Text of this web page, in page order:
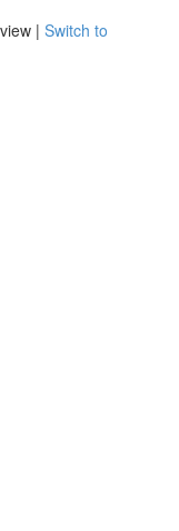
view | Switch to